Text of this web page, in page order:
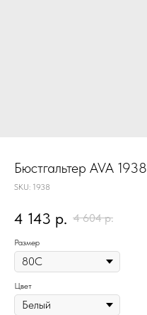
Бюстгальтер AVA 1938
SKU: 1938
4 143 р. 4 604 р.
Размер
Цвет